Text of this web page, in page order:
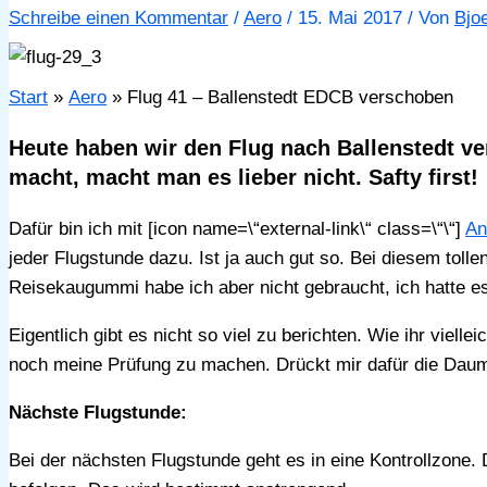
Schreibe einen Kommentar / Aero / 15. Mai 2017 / Von
Start Aero Flug 41 – Ballenstedt EDCB verschoben
Heute haben wir den Flug nach Ballenstedt
macht, macht man es lieber nicht. Safty first!
Dafür bin ich mit [icon name=\“external-link\“ class=\“\“]
jeder Flugstunde dazu. Ist ja auch gut so. Bei diesem
Reisekaugummi habe ich aber nicht gebraucht, ich hatte
Eigentlich gibt es nicht so viel zu berichten. Wie ihr
noch meine Prüfung zu machen. Drückt mir dafür die
Nächste Flugstunde:
Bei der nächsten Flugstunde geht es in eine